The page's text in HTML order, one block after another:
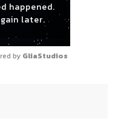
happened.
later.
by GliaStudios